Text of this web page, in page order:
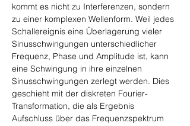
kommt es nicht zu Interferenzen, sondern
zu einer komplexen Wellenform. Weil jedes
Schallereignis eine Überlagerung vieler
Sinusschwingungen unterschiedlicher
Frequenz, Phase und Amplitude ist, kann
eine Schwingung in ihre einzelnen
Sinusschwingungen zerlegt werden. Dies
geschieht mit der diskreten Fourier-
Transformation, die als Ergebnis
Aufschluss über das Frequenzspektrum